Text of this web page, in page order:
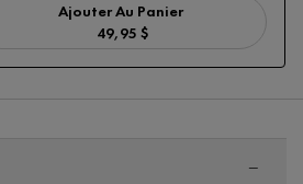
Ajouter Au Panier
49,95 $